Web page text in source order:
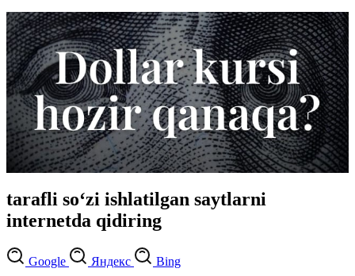
tarafli so‘zi ishlatilgan saytlarni
internetda qidiring
Google Яндекс Bing